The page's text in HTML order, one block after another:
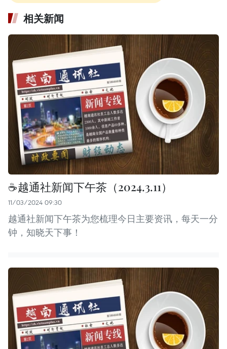
相关新闻
☕️越通社新闻下午茶（2024.3.11）
11/03/2024 09:30
越通社新闻下午茶为您梳理今日主要资讯，每天一分
钟，知晓天下事！